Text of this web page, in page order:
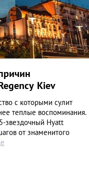
Kiev
с которыми сулит
теплые воспоминания.
звездочный Hyatt
от знаменитого